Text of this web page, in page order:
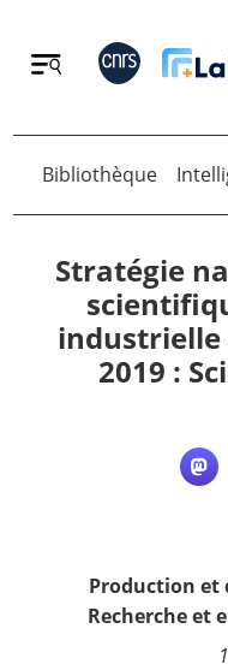
Retour
Accueil
Qui sommes nous ?
Nous suivre
Retour
Bibliothèque
Stratégie
industrielle
2019 :
Production et
Recherche et